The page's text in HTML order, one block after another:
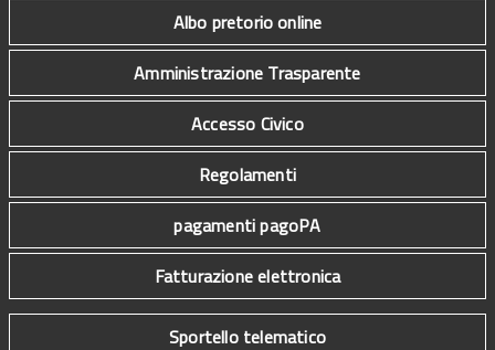
Albo pretorio online
Amministrazione Trasparente
Accesso Civico
Regolamenti
pagamenti pagoPA
Fatturazione elettronica
Sportello telematico